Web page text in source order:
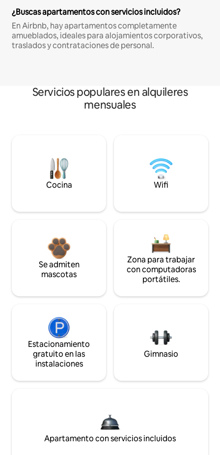
¿Buscas apartamentos con servicios incluidos?
En Airbnb, hay apartamentos completamente
amueblados, ideales para alojamientos corporativos,
traslados y contrataciones de personal.
Servicios populares en alquileres
mensuales
Cocina Wifi
Se admiten
mascotas
Zona para trabajar
con computadoras
portátiles.
Estacionamiento
gratuito en las
instalaciones
Gimnasio
Apartamento con servicios incluidos